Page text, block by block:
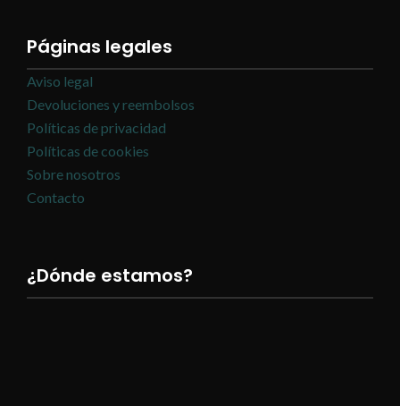
Páginas legales
Aviso legal
Devoluciones y reembolsos
Políticas de privacidad
Políticas de cookies
Sobre nosotros
Contacto
¿Dónde estamos?